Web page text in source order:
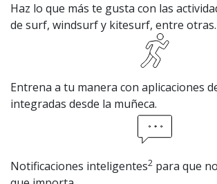
Haz lo que más te gusta con las
de surf, windsurf y kitesurf, entre otras.
Entrena a tu manera con aplicaciones
integradas desde la muñeca.
Notificaciones inteligentes2 para que